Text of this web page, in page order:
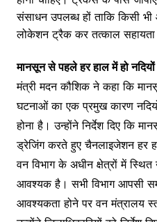
संसाधन उपलब्ध हों ताकि किसी
लोकेशन ट्रैक कर तत्काल
मानसून से पहले हर हाल में हो
मंत्री मदन कौशिक ने कहा कि
घटनाओं का एक प्रमुख कारण
होना है। उन्होंने निर्देश दिए कि
ड्रेजिंग करते हुए चैनलाइजेशन हर
वन विभाग के अधीन क्षेत्रों में स्थित
आवश्यक है। सभी विभाग आपसी
आवश्यकता होने पर वन मंत्रालय